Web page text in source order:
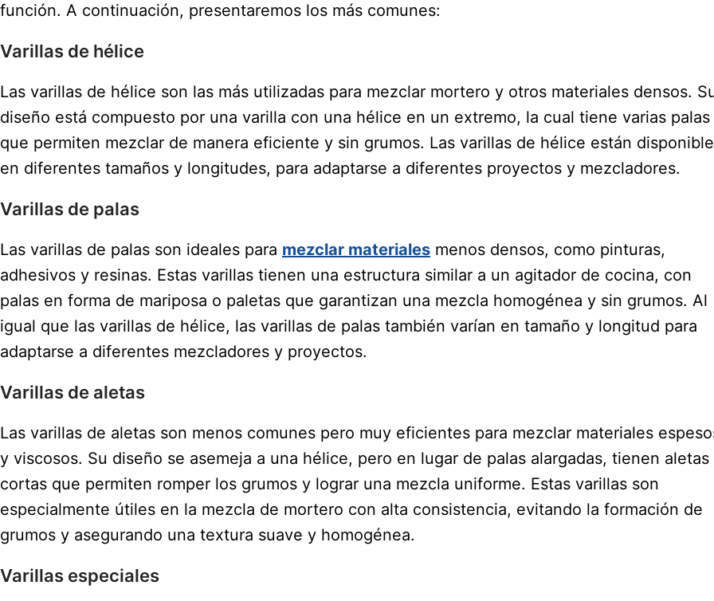
función. A continuación, presentaremos los más comunes:
Varillas de hélice
Las varillas de hélice son las más utilizadas para mezclar mortero y otros materiales densos.
diseño está compuesto por una varilla con una hélice en un extremo, la cual tiene varias palas
que permiten mezclar de manera eficiente y sin grumos. Las varillas de hélice están
en diferentes tamaños y longitudes, para adaptarse a diferentes proyectos y mezcladores.
Varillas de palas
Las varillas de palas son ideales para mezclar materiales menos densos, como pinturas,
adhesivos y resinas. Estas varillas tienen una estructura similar a un agitador de cocina, con
palas en forma de mariposa o paletas que garantizan una mezcla homogénea y sin grumos. Al
igual que las varillas de hélice, las varillas de palas también varían en tamaño y longitud para
adaptarse a diferentes mezcladores y proyectos.
Varillas de aletas
Las varillas de aletas son menos comunes pero muy eficientes para mezclar materiales
y viscosos. Su diseño se asemeja a una hélice, pero en lugar de palas alargadas, tienen aletas
cortas que permiten romper los grumos y lograr una mezcla uniforme. Estas varillas son
especialmente útiles en la mezcla de mortero con alta consistencia, evitando la formación de
grumos y asegurando una textura suave y homogénea.
Varillas especiales